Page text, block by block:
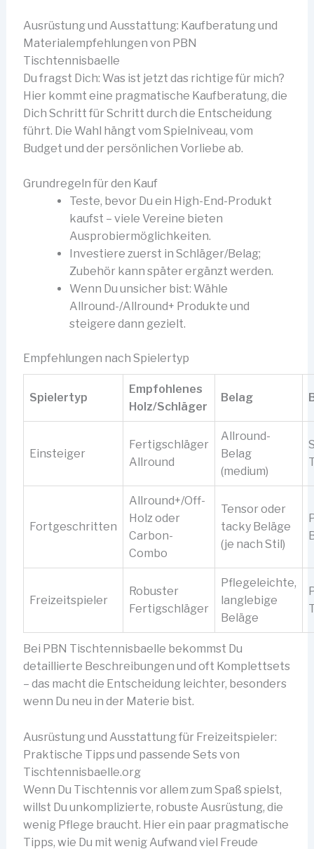
Ausrüstung und Ausstattung: Kaufberatung und
Materialempfehlungen von PBN
Tischtennisbaelle
Du fragst Dich: Was ist jetzt das richtige für mich?
Hier kommt eine pragmatische Kaufberatung, die
Dich Schritt für Schritt durch die Entscheidung
führt. Die Wahl hängt vom Spielniveau, vom
Budget und der persönlichen Vorliebe ab.
Grundregeln für den Kauf
Teste, bevor Du ein High-End-Produkt
kaufst – viele Vereine bieten
Ausprobiermöglichkeiten.
Investiere zuerst in Schläger/Belag;
Zubehör kann später ergänzt werden.
Wenn Du unsicher bist: Wähle
Allround-/Allround+ Produkte und
steigere dann gezielt.
Empfehlungen nach Spielertyp
Spielertyp
Empfohlenes
Holz/Schläger
Belag
Einsteiger
Fertigschläger
Allround
Allround-
Belag
(medium)
Fortgeschritten
Allround+/Off-
Holz oder
Carbon-
Combo
Tensor oder
tacky Beläge
(je nach Stil)
Freizeitspieler
Robuster
Fertigschläger
Pflegeleichte,
langlebige
Beläge
Bei PBN Tischtennisbaelle bekommst Du
detaillierte Beschreibungen und oft Komplettsets
– das macht die Entscheidung leichter, besonders
wenn Du neu in der Materie bist.
Ausrüstung und Ausstattung für Freizeitspieler:
Praktische Tipps und passende Sets von
Tischtennisbaelle.org
Wenn Du Tischtennis vor allem zum Spaß spielst,
willst Du unkomplizierte, robuste Ausrüstung, die
wenig Pflege braucht. Hier ein paar pragmatische
Tipps, wie Du mit wenig Aufwand viel Freude